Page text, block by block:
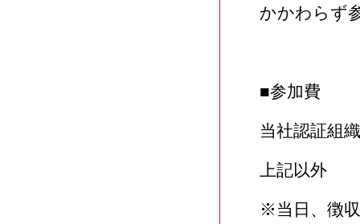
かかわらず
■参加費
当社認証組
上記以外
※当日、徴